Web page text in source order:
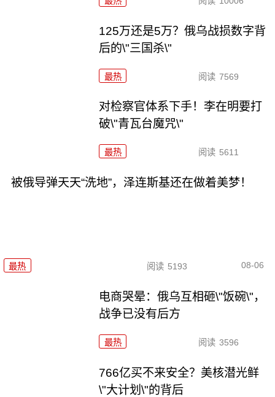
125万还是5万？俄乌战损数字背
后的\"三国杀\"
最热 阅读 7569
对检察官体系下手！李在明要打
破\"青瓦台魔咒\"
最热 阅读 5611
被俄导弹天天“洗地”，泽连斯基还在做着美梦！
最热 阅读 5193 08-06
电商哭晕：俄乌互相砸\"饭碗\"，
战争已没有后方
最热 阅读 3596
766亿买不来安全？美核潜光鲜
\"大计划\"的背后